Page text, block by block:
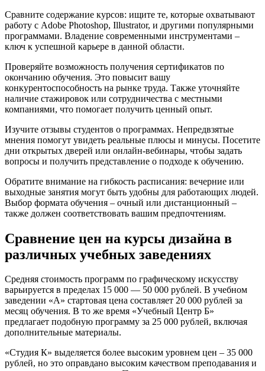
Сравните содержание курсов: ищите те, которые охватывают
работу с Adobe Photoshop, Illustrator, и другими популярными
программами. Владение современными инструментами –
ключ к успешной карьере в данной области.
Проверяйте возможность получения сертификатов по
окончанию обучения. Это повысит вашу
конкурентоспособность на рынке труда. Также уточняйте
наличие стажировок или сотрудничества с местными
компаниями, что помогает получить ценный опыт.
Изучите отзывы студентов о программах. Непредвзятые
мнения помогут увидеть реальные плюсы и минусы. Посетите
дни открытых дверей или онлайн-вебинары, чтобы задать
вопросы и получить представление о подходе к обучению.
Обратите внимание на гибкость расписания: вечерние или
выходные занятия могут быть удобны для работающих людей.
Выбор формата обучения – очный или дистанционный –
также должен соответствовать вашим предпочтениям.
Сравнение цен на курсы дизайна в
различных учебных заведениях
Средняя стоимость программ по графическому искусству
варьируется в пределах 15 000 — 50 000 рублей. В учебном
заведении «А» стартовая цена составляет 20 000 рублей за
месяц обучения. В то же время «Учебный Центр Б»
предлагает подобную программу за 25 000 рублей, включая
дополнительные материалы.
«Студия К» выделяется более высоким уровнем цен – 35 000
рублей, но это оправдано высоким качеством преподавания и